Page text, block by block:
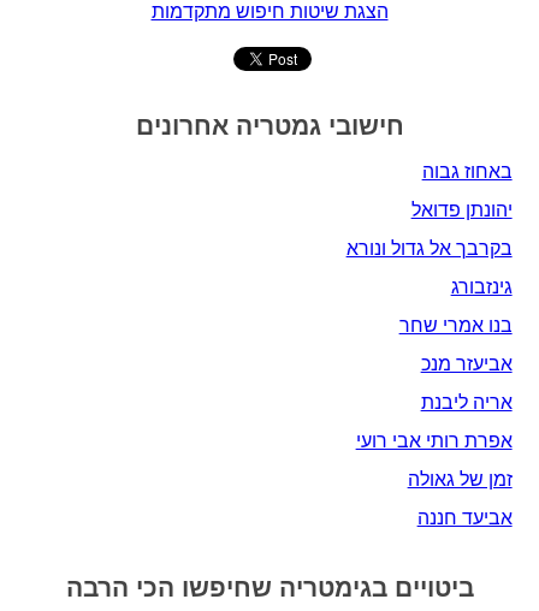
הצגת שיטות חיפוש מתקדמות
חישובי גמטריה אחרונים
באחוז גבוה
יהונתן פדואל
בקרבך אל גדול ונורא
גינזבורג
בנו אמרי שחר
אביעזר מנכ
אריה ליבנת
אפרת רותי אבי רועי
זמן של גאולה
אביעד חננה
ביטויים בגימטריה שחיפשו הכי הרבה